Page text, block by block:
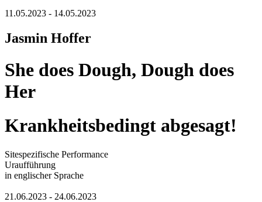
11.05.2023 - 14.05.2023
Jasmin Hoffer
She does Dough, Dough does
Her
Krankheitsbedingt abgesagt!
Sitespezifische Performance
Uraufführung
in englischer Sprache
21.06.2023 - 24.06.2023